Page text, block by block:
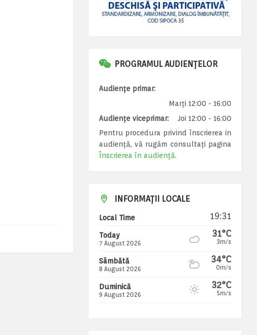
PROGRAMUL AUDIENȚELOR
Audiențe primar:
Marți 12:00 - 16:00
Audiențe viceprimar:
Joi 12:00 - 16:00
Pentru procedura privind înscrierea in
audiență, vă rugăm consultați pagina
Înscrierea în audiență.
INFORMAȚII LOCALE
Local Time 19:31
Today
7 August 2026
31°C
3m/s
Sâmbătă
8 August 2026
34°C
0m/s
Duminică
9 August 2026
32°C
5m/s